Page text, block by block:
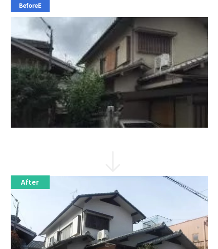
新卒採用中途採用
TEL:075-882-1268
9:00 ~ 17:30
BeforeE
After